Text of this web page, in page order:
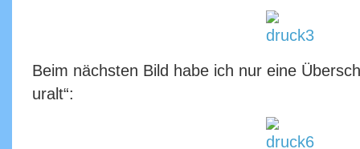
Beim nächsten Bild habe ich nur eine
uralt“: